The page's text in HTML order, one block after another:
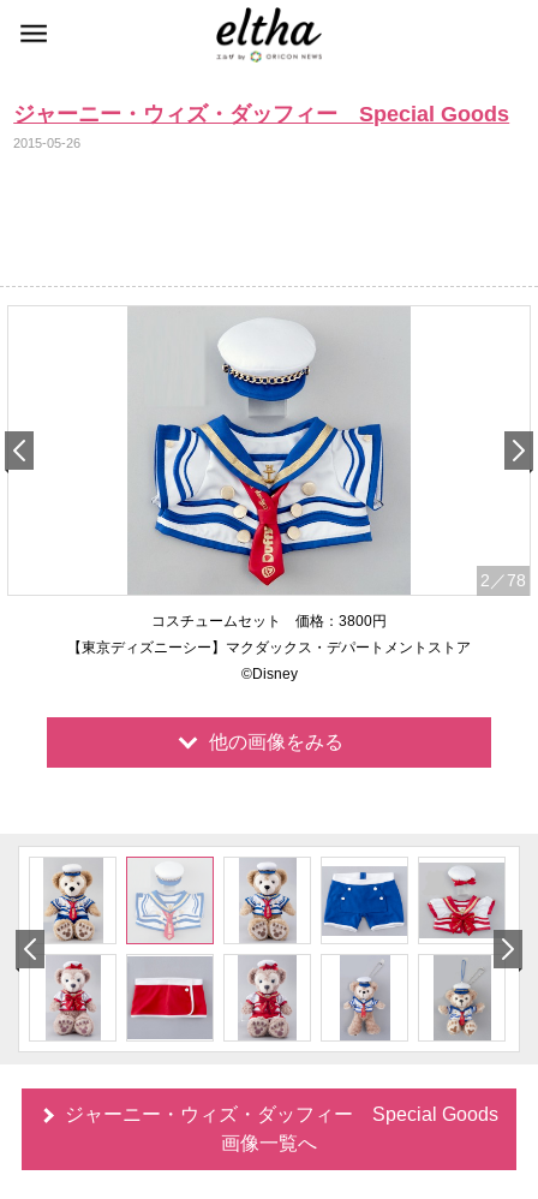
ジャーニー・ウィズ・ダッフィー Special Goods
2015-05-26
2 ／78
コスチュームセット 価格：3800円
【東京ディズニーシー】マクダックス・デパートメントストア
©Disney
他の画像をみる
ジャーニー・ウィズ・ダッフィー Special Goods
画像一覧へ